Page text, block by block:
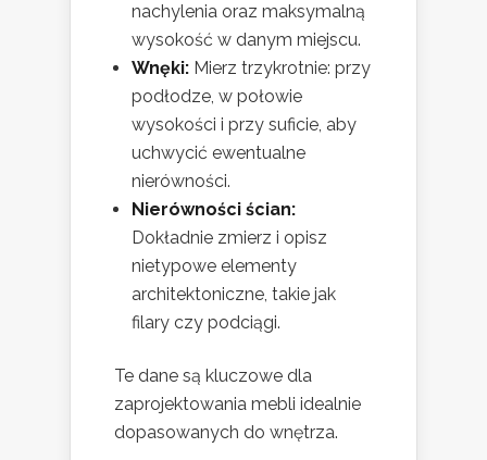
nachylenia oraz maksymalną
wysokość w danym miejscu.
Wnęki: Mierz trzykrotnie: przy
podłodze, w połowie
wysokości i przy suficie, aby
uchwycić ewentualne
nierówności.
Nierówności ścian:
Dokładnie zmierz i opisz
nietypowe elementy
architektoniczne, takie jak
filary czy podciągi.
Te dane są kluczowe dla
zaprojektowania mebli idealnie
dopasowanych do wnętrza.